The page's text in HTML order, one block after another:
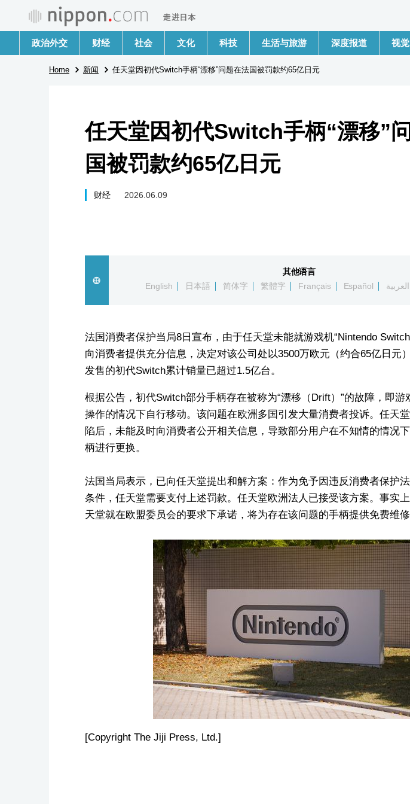
政治外交 财经 社会 文化 科技 生活与旅游 深度报道 视
Home 新闻 任天堂因初代Switch手柄“漂移”问题在法国被罚款约65亿日元
任天堂因初代Switch手柄“漂移”
国被罚款约65亿日元
财经 2026.06.09
其他语言
English
日本語 简体字 繁體字 Français Español العربية
法国消费者保护当局8日宣布，由于任天堂未能就游戏机“Nintendo
向消费者提供充分信息，决定对该公司处以3500万欧元（约合65亿日元
发售的初代Switch累计销量已超过1.5亿台。
根据公告，初代Switch部分手柄存在被称为“漂移（Drift）”的故障，即游
操作的情况下自行移动。该问题在欧洲多国引发大量消费者投诉。任天
陷后，未能及时向消费者公开相关信息，导致部分用户在不知情的情况
柄进行更换。
法国当局表示，已向任天堂提出和解方案：作为免予因违反消费者保护
条件，任天堂需要支付上述罚款。任天堂欧洲法人已接受该方案。事实
天堂就在欧盟委员会的要求下承诺，将为存在该问题的手柄提供免费维修
[Copyright The Jiji Press, Ltd.]